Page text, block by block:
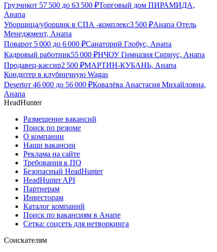
Грузчикот 57 500 до 63 500 ₽Торговый дом ПИРАМИДА,
Анапа
Уборщица/уборщик в СПА -комплекс3 500 ₽Анапа Отель
Менеджмент, Анапа
Поварот 5 000 до 6 000 ₽Санаторий Глобус, Анапа
Кадровый работник55 000 ₽НЧОУ Гимназия Сириус, Анапа
Продавец-кассир2 500 ₽МАРТИН-КУБАНЬ, Анапа
Кондитер в клубничную Wagas
Desertот 46 000 до 56 000 ₽Ковалёва Анастасия Михайловна,
Анапа
HeadHunter
Размещение вакансий
Поиск по резюме
О компании
Наши вакансии
Реклама на сайте
Требования к ПО
Безопасный HeadHunter
HeadHunter API
Партнерам
Инвесторам
Каталог компаний
Поиск по вакансиям в Анапе
Сетка: соцсеть для нетворкинга
Соискателям